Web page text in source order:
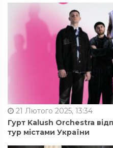
21 Лютого 2025, 13:34
Гурт Kalush Orchestra
тур містами України